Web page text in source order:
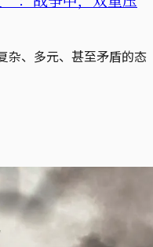
杂、多元、甚至矛盾的态